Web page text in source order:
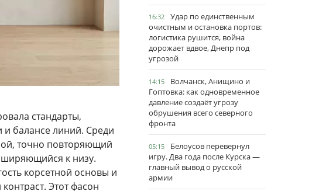
стандарты,
балансе линий. Среди
точно повторяющий
к низу.
корсетной основы и
Этот фасон
16:32
Удар по единственным
очистным и остановка портов:
логистика рушится, война
дорожает вдвое, Днепр под
угрозой
14:15
Волчанск, Анищино и
Гоптовка: как одновременное
давление создаёт угрозу
обрушения всего северного
фронта
05:15
Белоусов перевернул
игру. Два года после Курска —
главный вывод о русской
армии